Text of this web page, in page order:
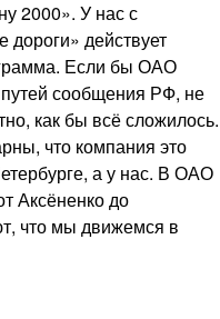
2000». У нас с
действует
Если бы ОАО
сообщения РФ, не
как бы всё сложилось.
что компания это
а у нас. В ОАО
Аксёненко до
что мы движемся в